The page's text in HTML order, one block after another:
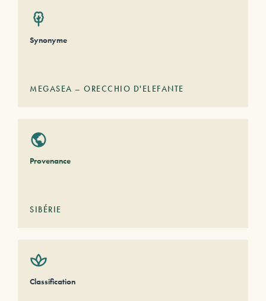
Synonyme
MEGASEA – ORECCHIO D'ELEFANTE
Provenance
SIBÉRIE
Classification